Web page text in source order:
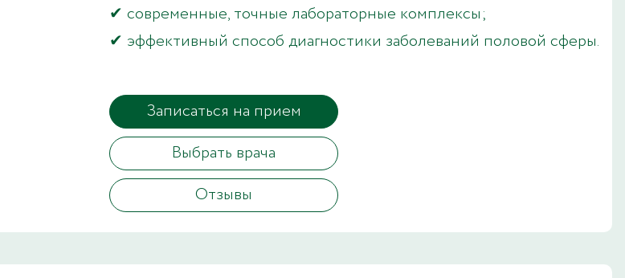
✔ современные, точные лабораторные комплексы;
✔ эффективный способ диагностики заболеваний половой сферы.
Записаться на прием
Выбрать врача
Отзывы